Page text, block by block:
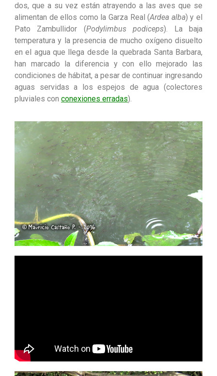
dos, que a su vez están atrayendo a las aves que se
alimentan de ellos como la Garza Real (Ardea alba) y el
Pato Zambullidor (Podylimbus podiceps). La baja
temperatura y la presencia de mucho oxígeno disuelto
en el agua que llega desde la quebrada Santa Barbara,
han marcado la diferencia y con ello mejorado las
condiciones de hábitat, a pesar de continuar ingresando
aguas servidas a los espejos de agua (colectores
pluviales con conexiones erradas).